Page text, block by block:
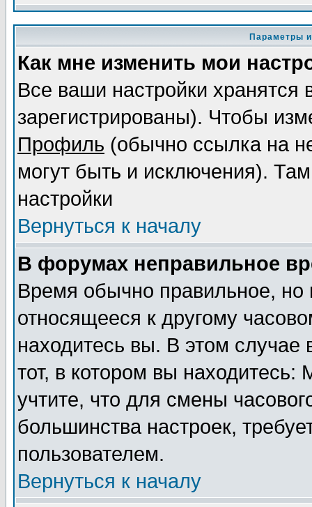
Параметры
Как мне изменить мои
Все ваши настройки
зарегистрированы). Чтобы
Профиль (обычно ссылка на
могут быть и исключения).
настройки
Вернуться к началу
В форумах неправильное
Время обычно правильное,
относящееся к другому
находитесь вы. В этом
тот, в котором вы
учтите, что для смены
большинства настроек,
пользователем.
Вернуться к началу